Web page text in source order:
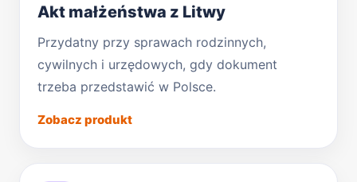
Akt małżeństwa z Litwy
Przydatny przy sprawach rodzinnych,
cywilnych i urzędowych, gdy dokument
trzeba przedstawić w Polsce.
Zobacz produkt